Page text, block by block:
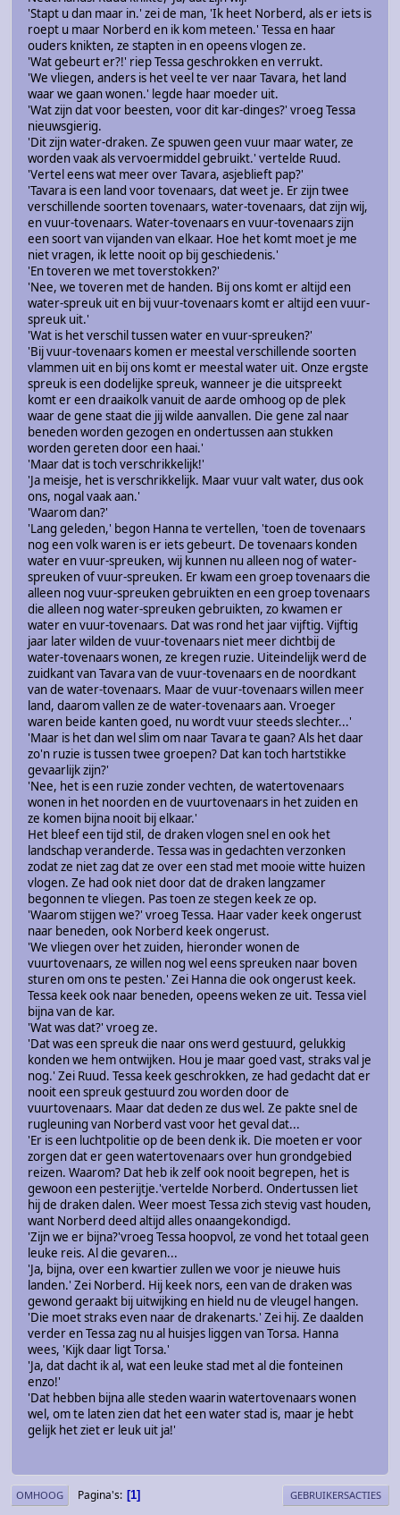
'Stapt u dan maar in.' zei de man, 'Ik heet Norberd, als er iets is
roept u maar Norberd en ik kom meteen.' Tessa en haar
ouders knikten, ze stapten in en opeens vlogen ze.
'Wat gebeurt er?!' riep Tessa geschrokken en verrukt.
'We vliegen, anders is het veel te ver naar Tavara, het land
waar we gaan wonen.' legde haar moeder uit.
'Wat zijn dat voor beesten, voor dit kar-dinges?' vroeg Tessa
nieuwsgierig.
'Dit zijn water-draken. Ze spuwen geen vuur maar water, ze
worden vaak als vervoermiddel gebruikt.' vertelde Ruud.
'Vertel eens wat meer over Tavara, asjeblieft pap?'
'Tavara is een land voor tovenaars, dat weet je. Er zijn twee
verschillende soorten tovenaars, water-tovenaars, dat zijn wij,
en vuur-tovenaars. Water-tovenaars en vuur-tovenaars zijn
een soort van vijanden van elkaar. Hoe het komt moet je me
niet vragen, ik lette nooit op bij geschiedenis.'
'En toveren we met toverstokken?'
'Nee, we toveren met de handen. Bij ons komt er altijd een
water-spreuk uit en bij vuur-tovenaars komt er altijd een vuur-
spreuk uit.'
'Wat is het verschil tussen water en vuur-spreuken?'
'Bij vuur-tovenaars komen er meestal verschillende soorten
vlammen uit en bij ons komt er meestal water uit. Onze ergste
spreuk is een dodelijke spreuk, wanneer je die uitspreekt
komt er een draaikolk vanuit de aarde omhoog op de plek
waar de gene staat die jij wilde aanvallen. Die gene zal naar
beneden worden gezogen en ondertussen aan stukken
worden gereten door een haai.'
'Maar dat is toch verschrikkelijk!'
'Ja meisje, het is verschrikkelijk. Maar vuur valt water, dus ook
ons, nogal vaak aan.'
'Waarom dan?'
'Lang geleden,' begon Hanna te vertellen, 'toen de tovenaars
nog een volk waren is er iets gebeurt. De tovenaars konden
water en vuur-spreuken, wij kunnen nu alleen nog of water-
spreuken of vuur-spreuken. Er kwam een groep tovenaars die
alleen nog vuur-spreuken gebruikten en een groep tovenaars
die alleen nog water-spreuken gebruikten, zo kwamen er
water en vuur-tovenaars. Dat was rond het jaar vijftig. Vijftig
jaar later wilden de vuur-tovenaars niet meer dichtbij de
water-tovenaars wonen, ze kregen ruzie. Uiteindelijk werd de
zuidkant van Tavara van de vuur-tovenaars en de noordkant
van de water-tovenaars. Maar de vuur-tovenaars willen meer
land, daarom vallen ze de water-tovenaars aan. Vroeger
waren beide kanten goed, nu wordt vuur steeds slechter...'
'Maar is het dan wel slim om naar Tavara te gaan? Als het daar
zo'n ruzie is tussen twee groepen? Dat kan toch hartstikke
gevaarlijk zijn?'
'Nee, het is een ruzie zonder vechten, de watertovenaars
wonen in het noorden en de vuurtovenaars in het zuiden en
ze komen bijna nooit bij elkaar.'
Het bleef een tijd stil, de draken vlogen snel en ook het
landschap veranderde. Tessa was in gedachten verzonken
zodat ze niet zag dat ze over een stad met mooie witte huizen
vlogen. Ze had ook niet door dat de draken langzamer
begonnen te vliegen. Pas toen ze stegen keek ze op.
'Waarom stijgen we?' vroeg Tessa. Haar vader keek ongerust
naar beneden, ook Norberd keek ongerust.
'We vliegen over het zuiden, hieronder wonen de
vuurtovenaars, ze willen nog wel eens spreuken naar boven
sturen om ons te pesten.' Zei Hanna die ook ongerust keek.
Tessa keek ook naar beneden, opeens weken ze uit. Tessa viel
bijna van de kar.
'Wat was dat?' vroeg ze.
'Dat was een spreuk die naar ons werd gestuurd, gelukkig
konden we hem ontwijken. Hou je maar goed vast, straks val je
nog.' Zei Ruud. Tessa keek geschrokken, ze had gedacht dat er
nooit een spreuk gestuurd zou worden door de
vuurtovenaars. Maar dat deden ze dus wel. Ze pakte snel de
rugleuning van Norberd vast voor het geval dat...
'Er is een luchtpolitie op de been denk ik. Die moeten er voor
zorgen dat er geen watertovenaars over hun grondgebied
reizen. Waarom? Dat heb ik zelf ook nooit begrepen, het is
gewoon een pesterijtje.'vertelde Norberd. Ondertussen liet
hij de draken dalen. Weer moest Tessa zich stevig vast houden,
want Norberd deed altijd alles onaangekondigd.
'Zijn we er bijna?'vroeg Tessa hoopvol, ze vond het totaal geen
leuke reis. Al die gevaren...
'Ja, bijna, over een kwartier zullen we voor je nieuwe huis
landen.' Zei Norberd. Hij keek nors, een van de draken was
gewond geraakt bij uitwijking en hield nu de vleugel hangen.
'Die moet straks even naar de drakenarts.' Zei hij. Ze daalden
verder en Tessa zag nu al huisjes liggen van Torsa. Hanna
wees, 'Kijk daar ligt Torsa.'
'Ja, dat dacht ik al, wat een leuke stad met al die fonteinen
enzo!'
'Dat hebben bijna alle steden waarin watertovenaars wonen
wel, om te laten zien dat het een water stad is, maar je hebt
gelijk het ziet er leuk uit ja!'
OMHOOG Pagina's 1 GEBRUIKERSACTIES